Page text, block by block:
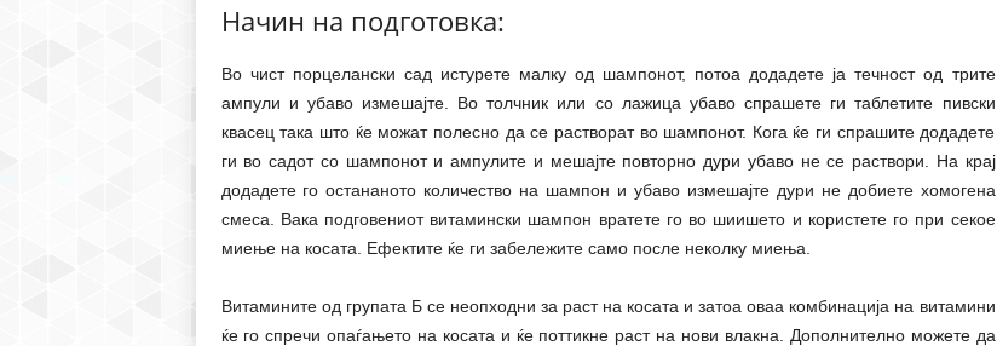
Начин на подготовка:
Во чист порцелански сад истурете малку од шампонот, потоа додадете ја течност од трите
ампули и убаво измешајте. Во толчник или со лажица убаво спрашете ги таблетите пивски
квасец така што ќе можат полесно да се растворат во шампонот. Кога ќе ги спрашите додадете
ги во садот со шампонот и ампулите и мешајте повторно дури убаво не се раствори. На крај
додадете го остананото количество на шампон и убаво измешајте дури не добиете хомогена
смеса. Вака подговениот витамински шампон вратете го во шиишето и користете го при секое
миење на косата. Ефектите ќе ги забележите само после неколку миења.
Витамините од групата Б се неопходни за раст на косата и затоа оваа комбинација на витамини
ќе го спречи опаѓањето на косата и ќе поттикне раст на нови влакна. Дополнително можете да